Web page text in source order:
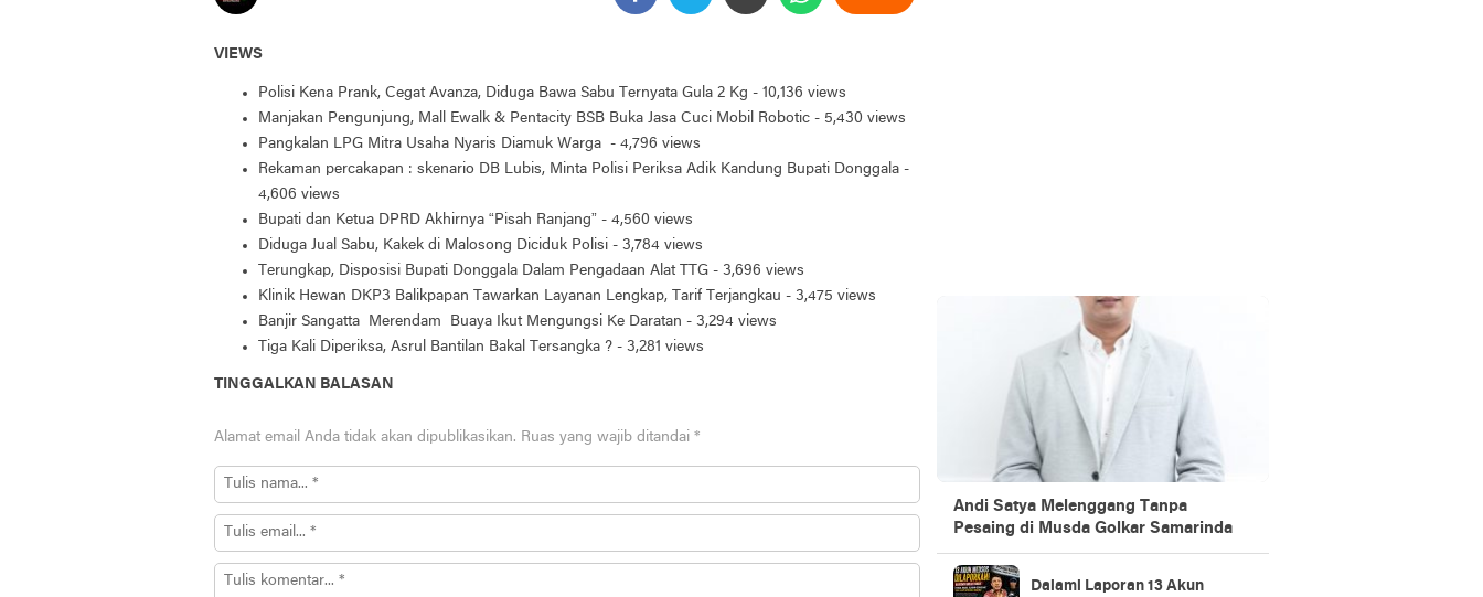
VIEWS
Polisi Kena Prank, Cegat Avanza, Diduga Bawa Sabu Ternyata Gula 2 Kg - 10,136 views
Manjakan Pengunjung, Mall Ewalk & Pentacity BSB Buka Jasa Cuci Mobil Robotic - 5,430 views
Pangkalan LPG Mitra Usaha Nyaris Diamuk Warga - 4,796 views
Rekaman percakapan : skenario DB Lubis, Minta Polisi Periksa Adik Kandung Bupati Donggala -
4,606 views
Bupati dan Ketua DPRD Akhirnya “Pisah Ranjang” - 4,560 views
Diduga Jual Sabu, Kakek di Malosong Diciduk Polisi - 3,784 views
Terungkap, Disposisi Bupati Donggala Dalam Pengadaan Alat TTG - 3,696 views
Klinik Hewan DKP3 Balikpapan Tawarkan Layanan Lengkap, Tarif Terjangkau - 3,475 views
Banjir Sangatta Merendam Buaya Ikut Mengungsi Ke Daratan - 3,294 views
Tiga Kali Diperiksa, Asrul Bantilan Bakal Tersangka ? - 3,281 views
TINGGALKAN BALASAN
Alamat email Anda tidak akan dipublikasikan. Ruas yang wajib ditandai *
Andi Satya Melenggang Tanpa
Pesaing di Musda Golkar Samarinda
Dalami Laporan 13 Akun